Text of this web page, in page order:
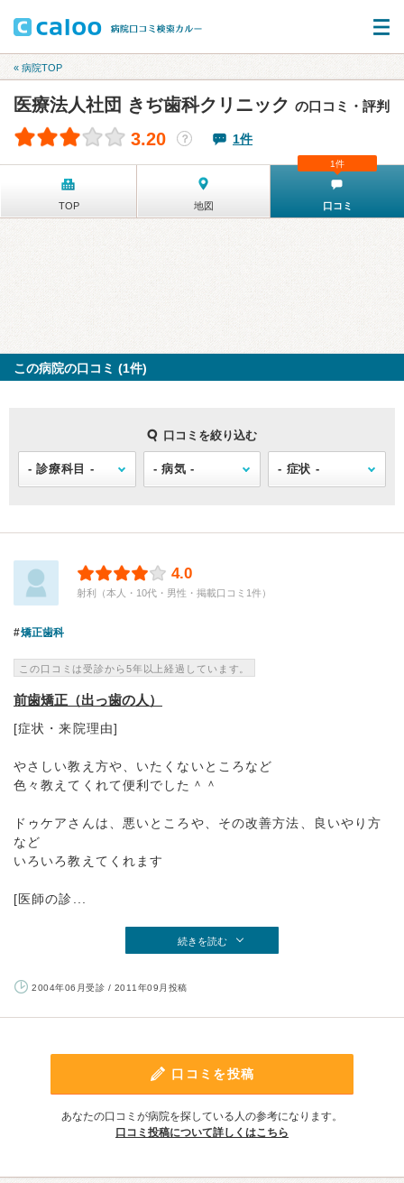
« 病院TOP
医療法人社団 きぢ歯科クリニック の口コミ・評判
3.20 ？ 1件
TOP 地図 口コミ
1件
この病院の口コミ (1件)
口コミを絞り込む
4.0
射利（本人・10代・男性・掲載口コミ1件）
矯正歯科
この口コミは受診から5年以上経過しています。
前歯矯正（出っ歯の人）
[症状・来院理由]
やさしい教え方や、いたくないところなど
色々教えてくれて便利でした＾＾
ドゥケアさんは、悪いところや、その改善方法、良いやり方
など
いろいろ教えてくれます
[医師の診...
続きを読む
2004年06月受診 / 2011年09月投稿
口コミを投稿
あなたの口コミが病院を探している人の参考になります。
口コミ投稿について詳しくはこちら